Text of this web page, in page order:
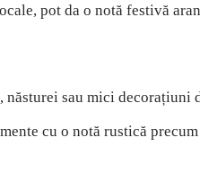
pot da o notă festivă
sau mici
cu o notă rustică